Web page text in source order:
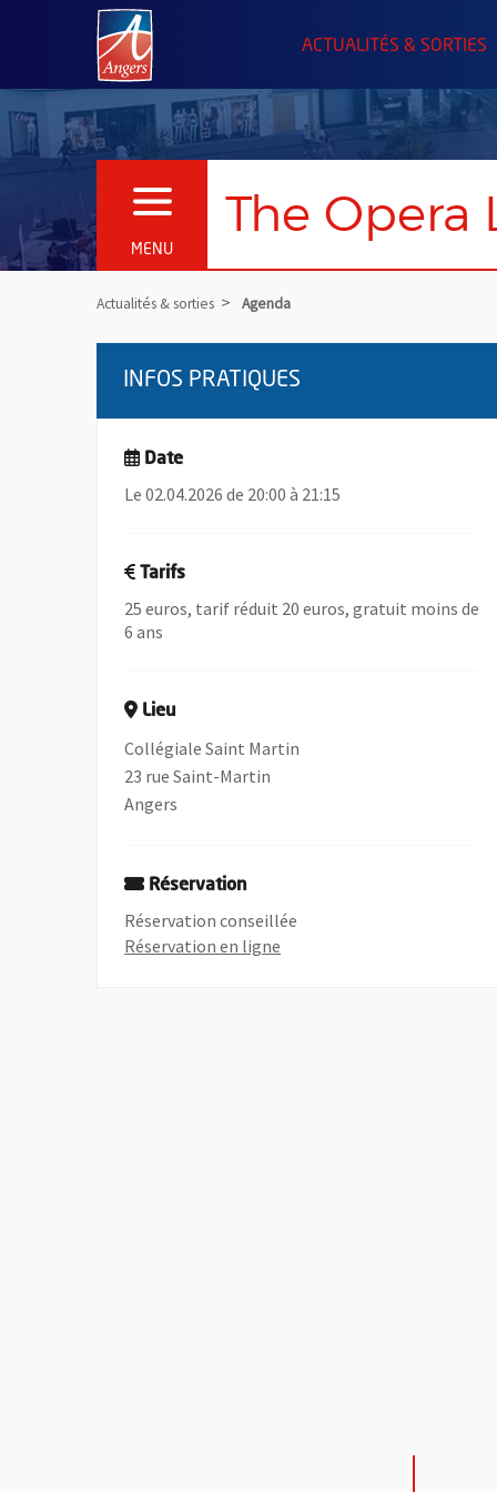
Angers.fr : Retour à l'accueil
ACTUALITÉS & SORTIES
MENU
OUVRIR LE MENU The Opera
Actualités & sorties Agenda
INFOS PRATIQUES
Date
Le 02.04.2026 de 20:00 à 21:15
Tarifs
25 euros, tarif réduit 20 euros, gratuit moins de
6 ans
Lieu
Collégiale Saint Martin
23 rue Saint-Martin
Angers
Réservation
Réservation conseillée
Réservation en ligne